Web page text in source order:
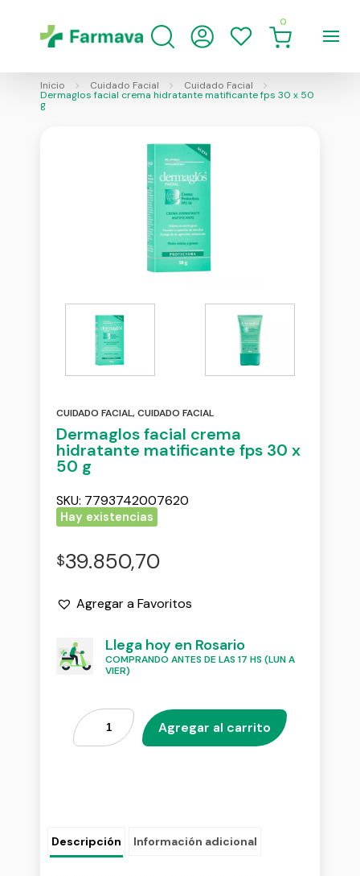
0
Inicio Cuidado Facial Cuidado Facial
Dermaglos facial crema hidratante matificante fps 30 x 50
g
CUIDADO FACIAL,CUIDADO FACIAL
Dermaglos facial crema
hidratante matificante fps 30 x
50 g
SKU: 7793742007620
Hay existencias
$39.850,70
Agregar a Favoritos
Llega hoy en Rosario
COMPRANDO ANTES DE LAS 17 HS (LUN A
VIER)
Agregar al carrito
Descripción Información adicional